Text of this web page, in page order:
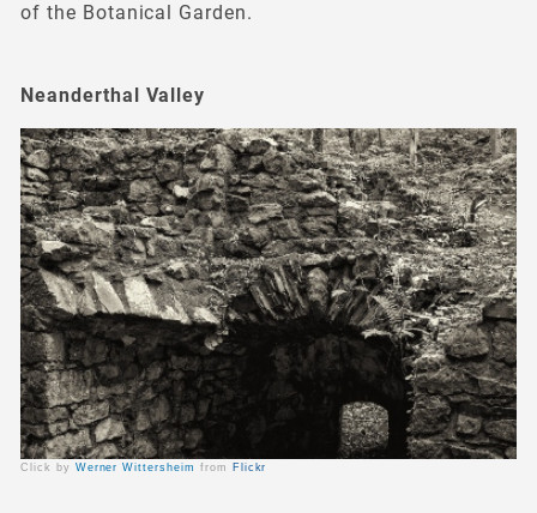
of the Botanical Garden.
Click by Werner Wittersheim from Flickr
Neanderthal Valley